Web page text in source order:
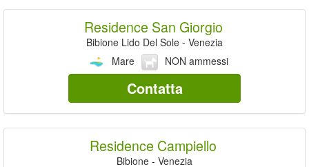
Residence San Giorgio
Bibione Lido Del Sole - Venezia
Mare
NON ammessi
Contatta
Residence Campiello
Bibione - Venezia